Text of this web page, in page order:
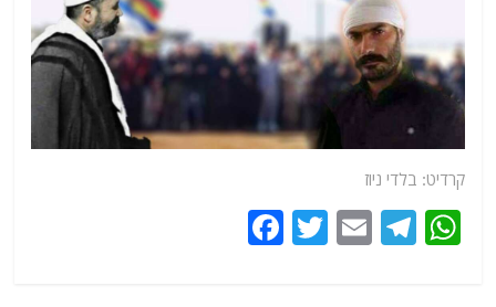
קרדיט: בלדי ניוז
W
T
E
T